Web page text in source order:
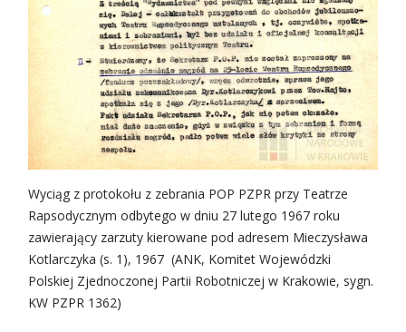
Wyciąg z protokołu z zebrania POP PZPR przy Teatrze
Rapsodycznym odbytego w dniu 27 lutego 1967 roku
zawierający zarzuty kierowane pod adresem Mieczysława
Kotlarczyka (s. 1), 1967 (ANK, Komitet Wojewódzki
Polskiej Zjednoczonej Partii Robotniczej w Krakowie, sygn.
KW PZPR 1362)